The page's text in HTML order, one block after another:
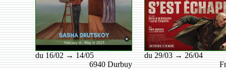
du 16/02 → 14/05
6940 Durbuy
du 29/03 → 26/04